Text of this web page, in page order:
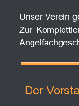
Unser Verein
Zur
Der